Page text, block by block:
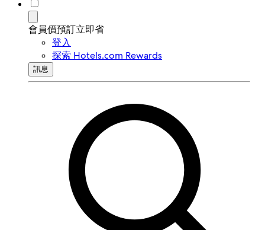
會員價預訂立即省
登入
探索 Hotels.com Rewards
訊息